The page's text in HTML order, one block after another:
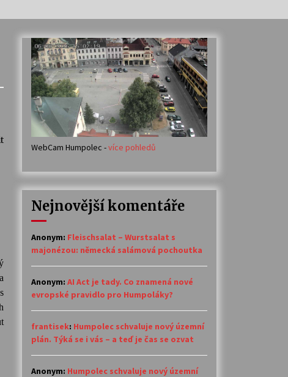
Veselí muzikanti
30. 7. 2026
Votavžatský ploty
23. 7. 2026
14. 7. 2026
30. 6. 2026
WebCam Humpolec -více pohledů
Nejnovější komentáře
Anonym: Fleischsalat – Wurstsalat s
majonézou: německá salámová pochoutka
Anonym: AI Act je tady. Co znamená nové
evropské pravidlo pro Humpoláky?
frantisek: Humpolec schvaluje nový územní
plán. Týká se i vás – a teď je čas se ozvat
Anonym: Humpolec schvaluje nový územní